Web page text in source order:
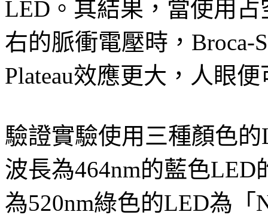
LED。其結果，當使用
右的脈衝電壓時，Broca-
Plateau效應更大，人眼
驗證實驗使用三種顏色
波長為464nm的藍色LED
為520nm綠色的LED為「